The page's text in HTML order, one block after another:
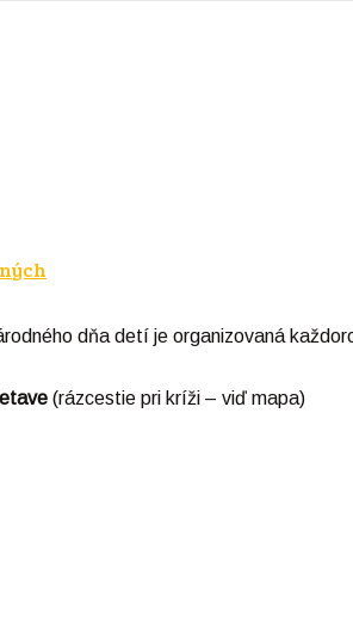
dňa detí je organizovaná
(rázcestie pri kríži – viď mapa)